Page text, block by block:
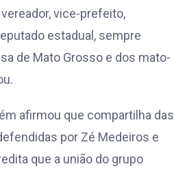
vice-prefeito,
estadual, sempre
de Mato Grosso e dos mato-
afirmou que compartilha das
por Zé Medeiros e
que a união do grupo